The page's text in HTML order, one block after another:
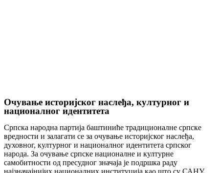
Очување историјског наслеђа, културног и
националног идентитета
Српска народна партија баштиниће традиционалне српске
вредности и залагати се за очување историјског наслеђа,
духовног, културног и националног идентитета српског
народа. За очување српске националне и културне
самобитности од пресудног значаја је подршка раду
најзначајнијих националних институција као што су САНУ,